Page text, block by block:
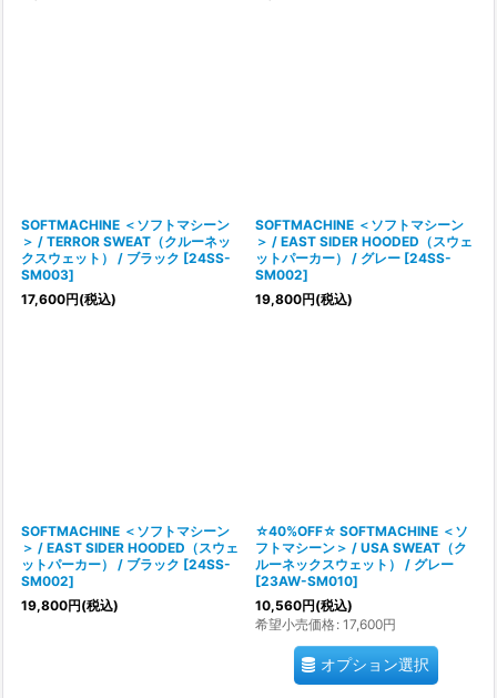
SOFTMACHINE ＜ソフトマシーン
＞ / TERROR SWEAT（クルーネッ
クスウェット） / ブラック [24SS-
SM003]
17,600円(税込)
SOFTMACHINE ＜ソフトマシーン
＞ / EAST SIDER HOODED（スウェ
ットパーカー） / グレー [24SS-
SM002]
19,800円(税込)
SOFTMACHINE ＜ソフトマシーン
＞ / EAST SIDER HOODED（スウェ
ットパーカー） / ブラック [24SS-
SM002]
19,800円(税込)
☆40%OFF☆ SOFTMACHINE ＜ソ
フトマシーン＞ / USA SWEAT（ク
ルーネックスウェット） / グレー
[23AW-SM010]
10,560円(税込)
希望小売価格: 17,600円
オプション選択